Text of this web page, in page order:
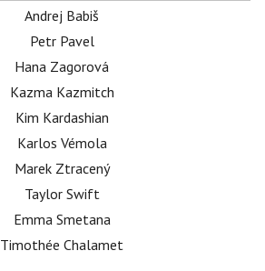
Andrej Babiš
Petr Pavel
Hana Zagorová
Kazma Kazmitch
Kim Kardashian
Karlos Vémola
Marek Ztracený
Taylor Swift
Emma Smetana
Timothée Chalamet